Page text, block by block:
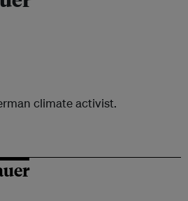
climate activist.